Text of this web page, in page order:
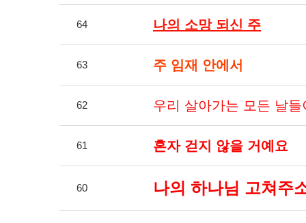
64 나의 소망 되신 주
63 주 임재 안에서
62 우리 살아가는 모든 날들
61 혼자 걷지 않을 거예요
60 나의 하나님 고쳐주